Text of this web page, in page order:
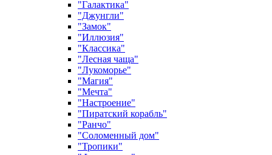
"Галактика"
"Джунгли"
"Замок"
"Иллюзия"
"Классика"
"Лесная чаща"
"Лукоморье"
"Магия"
"Мечта"
"Настроение"
"Пиратский корабль"
"Ранчо"
"Соломенный дом"
"Тропики"